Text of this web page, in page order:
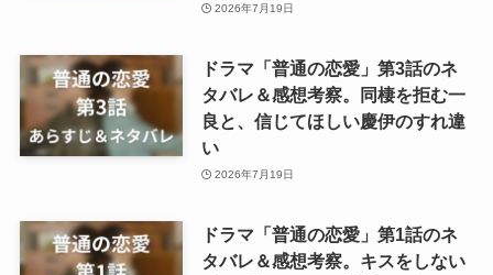
2026年7月19日
ドラマ「普通の恋愛」第3話のネ
タバレ＆感想考察。同棲を拒む一
良と、信じてほしい慶伊のすれ違
い
2026年7月19日
ドラマ「普通の恋愛」第1話のネ
タバレ＆感想考察。キスをしない